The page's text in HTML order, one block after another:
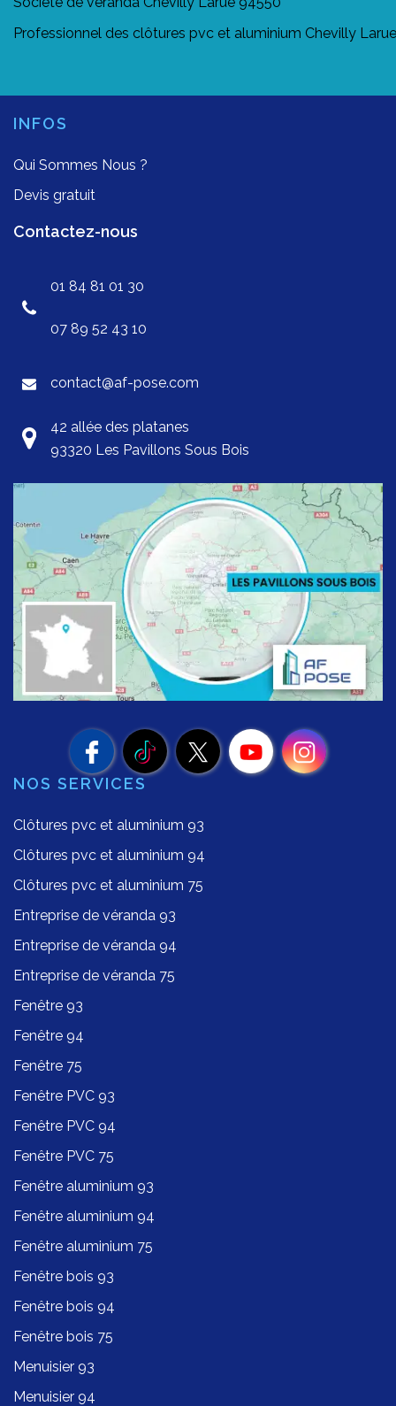
Professionnel des clôtures pvc et aluminium Chevilly
INFOS
Qui Sommes Nous ?
Devis gratuit
Contactez-nous
01 84 81 01 30
07 89 52 43 10
contact@af-pose.com
42 allée des platanes
93320 Les Pavillons Sous Bois
NOS SERVICES
Clôtures pvc et aluminium 93
Clôtures pvc et aluminium 94
Clôtures pvc et aluminium 75
Entreprise de véranda 93
Entreprise de véranda 94
Entreprise de véranda 75
Fenêtre 93
Fenêtre 94
Fenêtre 75
Fenêtre PVC 93
Fenêtre PVC 94
Fenêtre PVC 75
Fenêtre aluminium 93
Fenêtre aluminium 94
Fenêtre aluminium 75
Fenêtre bois 93
Fenêtre bois 94
Fenêtre bois 75
Menuisier 93
Menuisier 94